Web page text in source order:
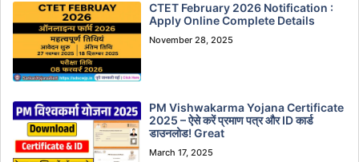
CTET February 2026 Notification :
Apply Online Complete Details
November 28, 2025
PM Vishwakarma Yojana Certificate
2025 – ऐसे करें प्रमाण पत्र और ID कार्ड
डाउनलोड! Great
March 17, 2025